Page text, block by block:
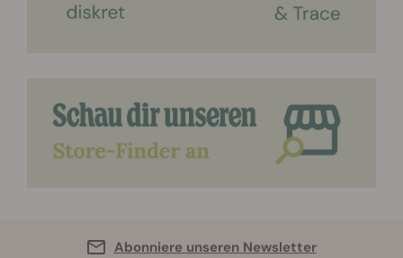
Abonniere unseren Newsletter